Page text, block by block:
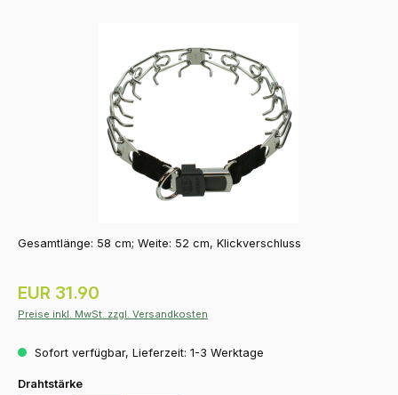
Gesamtlänge: 58 cm; Weite: 52 cm, Klickverschluss
Regulärer Preis:
EUR 31.90
Preise inkl. MwSt. zzgl. Versandkosten
Sofort verfügbar, Lieferzeit: 1-3 Werktage
Drahtstärkeauswählen